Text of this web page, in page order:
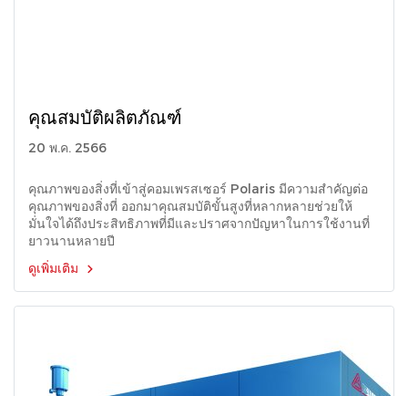
คุณสมบัติผลิตภัณฑ์
20 พ.ค. 2566
คุณภาพของสิ่งที่เข้าสู่คอมเพรสเซอร์ Polaris มีความสําคัญต่อ
คุณภาพของสิ่งที่ ออกมาคุณสมบัติขั้นสูงที่หลากหลายช่วยให้
มั่นใจได้ถึงประสิทธิภาพที่มีและปราศจากปัญหาในการใช้งานที่
ยาวนานหลายปี
ดูเพิ่มเติม